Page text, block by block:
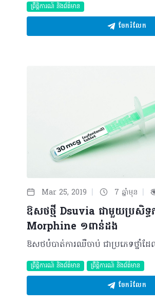
ព្រឹត្តិការណ៍ និងព័ត៌មាន
ចែករំលែក
Mar 25, 2019 | 7 ឆ្នាំមុន |
ឱសថថ្មី Dsuvia ជាមួយប្រសិទ្ធភ
Morphine ១ពាន់ដង
ព្រឹត្តិការណ៍ និងព័ត៌មាន ព្រឹត្តិការណ៍ និងព័ត៌មាន
ចែករំលែក